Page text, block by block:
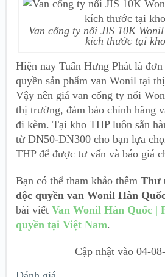
Van cổng ty nổi JIS 10K
kích thước tại
Hiện nay Tuấn Hưng Phát là
quyền sản phẩm van Wonil tại
Vậy nên giá van cổng ty nổi
thị trường, đảm bảo chính hãng
đi kèm. Tại kho THP luôn sẵn
từ DN50-DN300 cho bạn lựa
THP để được tư vấn và báo giá
Bạn có thể tham khảo thêm Thư
độc quyền van Wonil Hàn
bài viết Van Wonil Hàn Quốc |
quyền tại Việt Nam.
Cập nhật vào 04-